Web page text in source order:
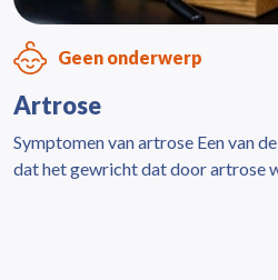
Geen onderwerp
Artrose
Symptomen van artrose Een van
dat het gewricht dat door artrose